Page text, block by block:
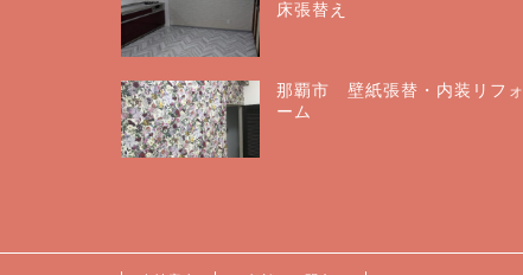
床張替え
那覇市 壁紙張替・内装リフォ
ーム